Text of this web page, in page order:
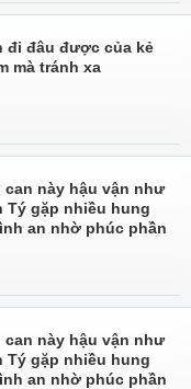
đi đâu được của kẻ
mà tránh xa
này hậu vận như
Tý gặp nhiều hung
an nhờ phúc phần
này hậu vận như
Tý gặp nhiều hung
an nhờ phúc phần